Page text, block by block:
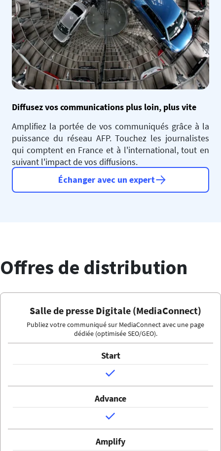
Diffusez vos communications plus loin, plus vite
Amplifiez la portée de vos communiqués grâce à la
puissance du réseau AFP. Touchez les journalistes
qui comptent en France et à l'international, tout en
suivant l'impact de vos diffusions.
Échanger avec un expert
Offres de distribution
Salle de presse Digitale (MediaConnect)
Publiez votre communiqué sur MediaConnect avec une page
dédiée (optimisée SEO/GEO).